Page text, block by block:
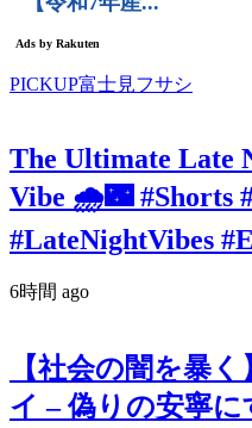
PICKUP富士見フサシ
The Ultimate Late
Vibe 🌧️🌃 #Shorts
#LateNightVibes
6時間 ago
【社会の闇を暴
イ – 偽りの安寧に